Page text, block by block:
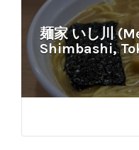
麺家 いし川
Shimbashi,